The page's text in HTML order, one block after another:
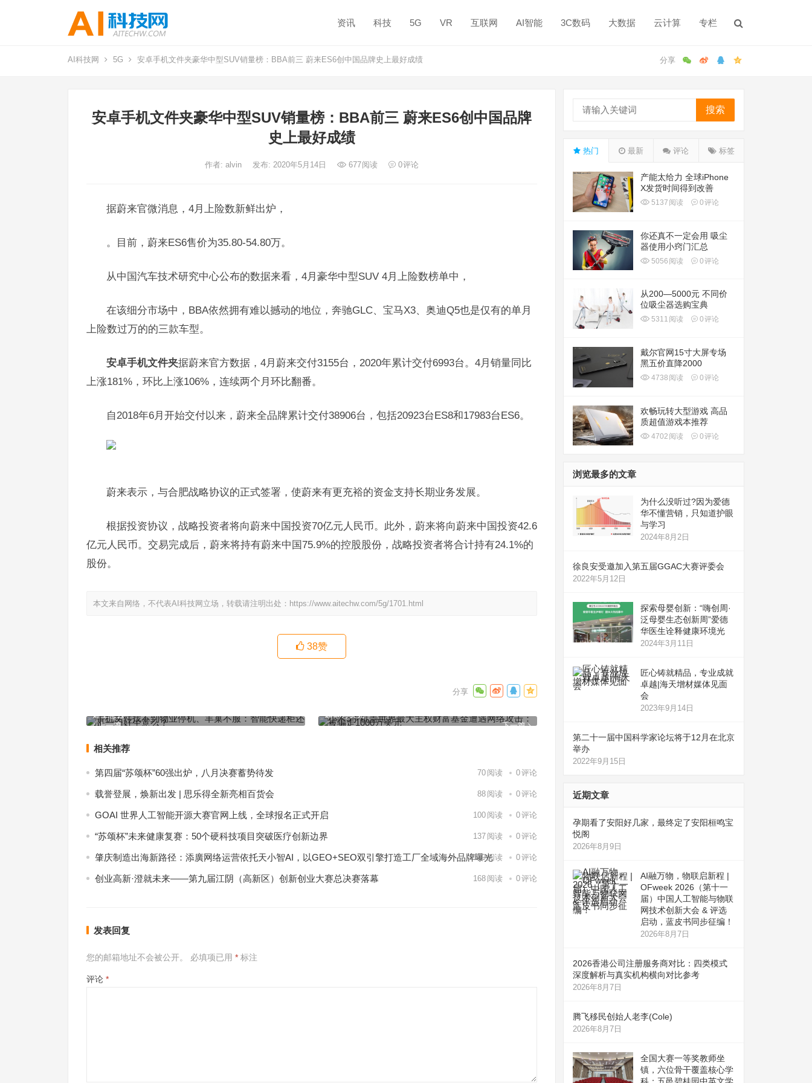
资讯 科技 5G VR 互联网 AI智能 3C数码 大数据 云计算 专栏
AI科技网 5G 安卓手机文件夹豪华中型SUV销量榜：BBA前三 蔚来ES6创中国品牌史上最好成绩
安卓手机文件夹豪华中型SUV销量榜：BBA前三 蔚来ES6创中国品牌
史上最好成绩
作者: alvin 发布: 2020年5月14日 677阅读 0评论
据蔚来官微消息，4月上险数新鲜出炉，
。目前，蔚来ES6售价为35.80-54.80万。
从中国汽车技术研究中心公布的数据来看，4月豪华中型SUV 4月上险数榜单中，
在该细分市场中，BBA依然拥有难以撼动的地位，奔驰GLC、宝马X3、奥迪Q5也是仅有的单月
上险数过万的的三款车型。
安卓手机文件夹据蔚来官方数据，4月蔚来交付3155台，2020年累计交付6993台。4月销量同比
上涨181%，环比上涨106%，连续两个月环比翻番。
自2018年6月开始交付以来，蔚来全品牌累计交付38906台，包括20923台ES8和17983台ES6。
蔚来表示，与合肥战略协议的正式签署，使蔚来有更充裕的资金支持长期业务发展。
根据投资协议，战略投资者将向蔚来中国投资70亿元人民币。此外，蔚来将向蔚来中国投资42.6
亿元人民币。交易完成后，蔚来将持有蔚来中国75.9%的控股股份，战略投资者将合计持有24.1%的
股份。
本文来自网络，不代表AI科技网立场，转载请注明出处： https://www.aitechw.com/5g/1701.html
38赞
上一篇
好生意么？
下一篇
1000万美元
相关推荐
第四届“苏颂杯”60强出炉，八月决赛蓄势待发 70 阅读 0评论
载誉登展，焕新出发 | 思乐得全新亮相百货会 88 阅读 0评论
GOAI 世界人工智能开源大赛官网上线，全球报名正式开启 100 阅读 0评论
“苏颂杯”未来健康复赛：50个硬科技项目突破医疗创新边界 137 阅读 0评论
肇庆制造出海新路径：添廣网络运营依托天小智AI，以GEO+SEO双引擎打造工厂全域海外品牌曝光
149阅读 0评论
创业高新·澄就未来——第九届江阴（高新区）创新创业大赛总决赛落幕 168 阅读 0评论
发表回复
您的邮箱地址不会被公开。 必填项已用 * 标注
评论 *
搜索
热门 最新 评论 标签
产能太给力 全球iPhone
X发货时间得到改善
5137 阅读 0评论
你还真不一定会用 吸尘
器使用小窍门汇总
5056 阅读 0评论
从200—5000元 不同价
位吸尘器选购宝典
5311 阅读 0评论
戴尔官网15寸大屏专场
黑五价直降2000
4738 阅读 0评论
欢畅玩转大型游戏 高品
质超值游戏本推荐
4702 阅读 0评论
浏览最多的文章
为什么没听过?因为爱德
华不懂营销，只知道护眼
与学习
2024年8月2日
徐良安受邀加入第五届GGAC大赛评委会
2022年5月12日
探索母婴创新：“嗨创周·
泛母婴生态创新周”爱德
华医生诠释健康环境光
2024年3月11日
匠心铸就精品，专业成就
卓越|海天增材媒体见面
会
2023年9月14日
第二十一届中国科学家论坛将于12月在北京
举办
2022年9月15日
近期文章
孕期看了安阳好几家，最终定了安阳桓鸣宝
悦阁
2026年8月9日
AI融万物，物联启新程 |
OFweek 2026（第十一
届）中国人工智能与物联
网技术创新大会 & 评选
启动，蓝皮书同步征编！
2026年8月7日
2026香港公司注册服务商对比：四类模式
深度解析与真实机构横向对比参考
2026年8月7日
腾飞移民创始人老李(Cole)
2026年8月7日
全国大赛一等奖教师坐
镇，六位骨干覆盖核心学